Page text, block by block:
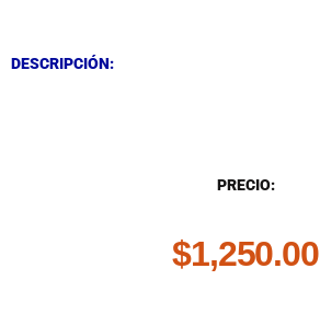
DESCRIPCIÓN:
PRECIO:
$1,250.00